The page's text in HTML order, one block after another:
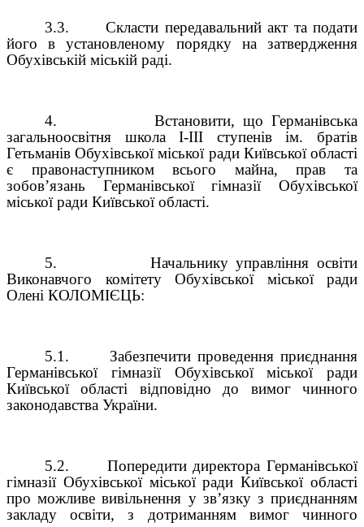
3.3.
Скласти передавальний акт та подати
його в установленому порядку на затвердження
Обухівській міській раді.
4.
Встановити, що Германівська
загальноосвітня школа І-ІІІ ступенів ім. братів
Гетьманів Обухівської міської ради Київської області
є правонаступником всього майна, прав та
зобов’язань Германівської гімназії Обухівської
міської ради Київської області.
5.
Начальнику управління освіти
Виконавчого комітету Обухівської міської ради
Олені КОЛОМІЄЦЬ:
5.1.
Забезпечити проведення приєднання
Германівської гімназії Обухівської міської ради
Київської області відповідно до вимог чинного
законодавства України.
5.2.
Попередити директора Германівської
гімназії Обухівської міської ради Київської області
про можливе вивільнення у зв’язку з приєднанням
закладу освіти, з дотриманням вимог чинного